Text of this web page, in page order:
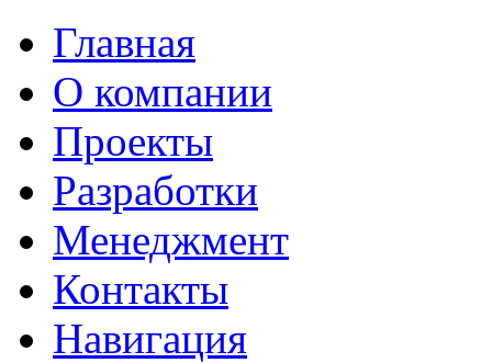
Главная
О компании
Проекты
Разработки
Менеджмент
Контакты
Навигация